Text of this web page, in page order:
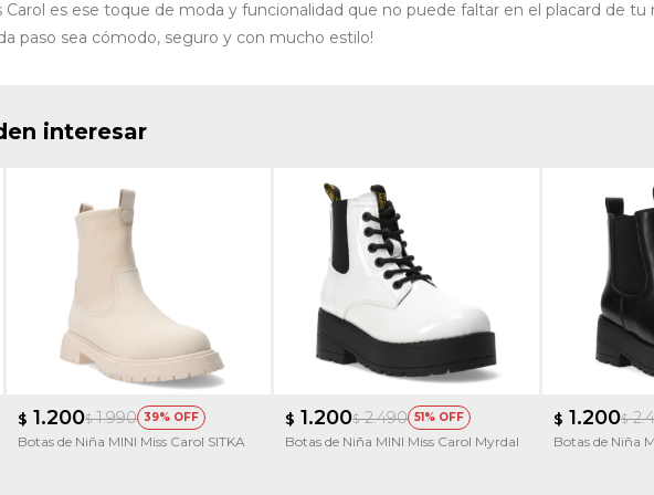
es ese toque de moda y funcionalidad que no puede faltar en el placard de tu
paso sea cómodo, seguro y con mucho estilo!
interesar
$ 1.200$ 1.990 39
Botas de Niña MINI Miss Carol SITKA
$ 1.200$ 2.490 51
Botas de Niña MINI Miss Carol Myrdal
$ 1.200$
Botas de Niña